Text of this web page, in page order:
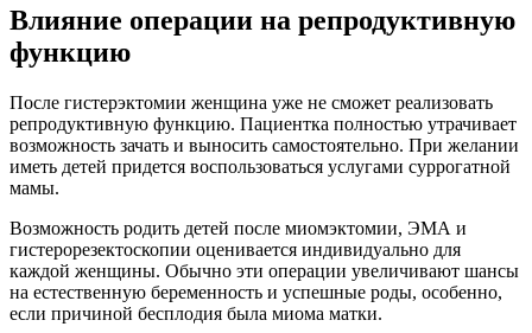
Влияние операции на репродуктивную
функцию
После гистерэктомии женщина уже не сможет реализовать
репродуктивную функцию. Пациентка полностью утрачивает
возможность зачать и выносить самостоятельно. При желании
иметь детей придется воспользоваться услугами суррогатной
мамы.
Возможность родить детей после миомэктомии, ЭМА и
гистерорезектоскопии оценивается индивидуально для
каждой женщины. Обычно эти операции увеличивают шансы
на естественную беременность и успешные роды, особенно,
если причиной бесплодия была миома матки.